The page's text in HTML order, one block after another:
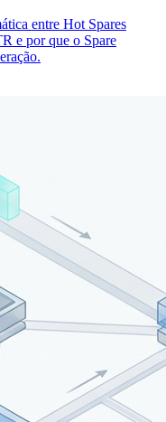
entre Hot Spares
e por que o Spare